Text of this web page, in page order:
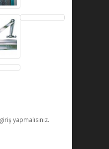
giriş yapmalısınız.